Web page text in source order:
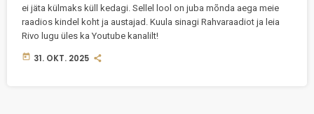
ei jäta külmaks küll kedagi. Sellel lool on juba mõnda aega meie
raadios kindel koht ja austajad. Kuula sinagi Rahvaraadiot ja leia
Rivo lugu üles ka Youtube kanalilt!
today 31. OKT. 2025